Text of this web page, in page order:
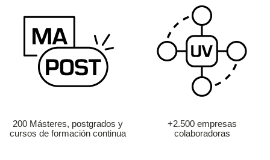
200 Másteres, postgrados y
cursos de formación continua
+2.500 empresas
colaboradoras